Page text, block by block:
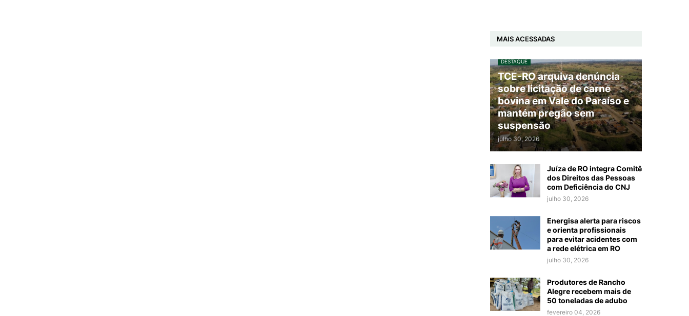
MAIS ACESSADAS
DESTAQUE
TCE-RO arquiva denúncia
sobre licitação de carne
bovina em Vale do Paraíso e
mantém pregão sem
suspensão
julho 30, 2026
Juíza de RO integra Comitê
dos Direitos das Pessoas
com Deficiência do CNJ
julho 30, 2026
Energisa alerta para riscos
e orienta profissionais
para evitar acidentes com
a rede elétrica em RO
julho 30, 2026
Produtores de Rancho
Alegre recebem mais de
50 toneladas de adubo
fevereiro 04, 2026